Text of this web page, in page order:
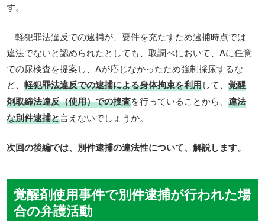
す。
軽犯罪法違反での逮捕が、要件を充たすため逮捕時点では
違法でないと認められたとしても、取調べにおいて、Aに任意
での尿検査を提案し、Aが応じなかったため強制採尿するな
ど、軽犯罪法違反での逮捕による身体拘束を利用して、覚醒
剤取締法違反（使用）での捜査を行っていることから、違法
な別件逮捕と言えないでしょうか。
次回の後編では、別件逮捕の違法性について、解説します。
覚醒剤使用事件で別件逮捕が行われた場
合の弁護活動